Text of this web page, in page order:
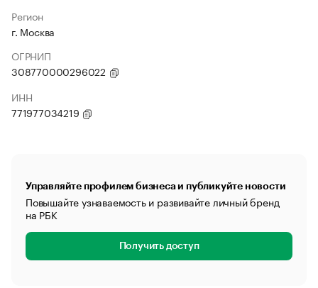
Регион
г. Москва
ОГРНИП
308770000296022
ИНН
771977034219
Управляйте профилем бизнеса и публикуйте новости
Повышайте узнаваемость и развивайте личный бренд
на РБК
Получить доступ